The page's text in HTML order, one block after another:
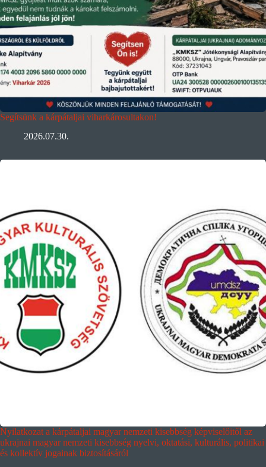
Segítsünk a kárpátaljai viharkárosultakon!
2026.07.30.
Nyilatkozat a kárpátaljai magyar nemzeti kisebbség képviselőitől az
ukrajnai magyar nemzeti kisebbség nyelvi, oktatási, kulturális, politikai
és kollektív jogainak biztosításáról